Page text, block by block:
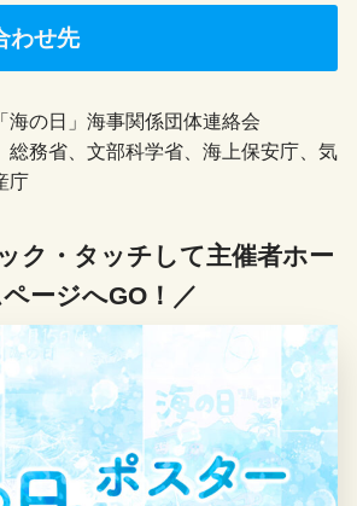
わせ先
海の日」海事関係団体連絡会
総務省、文部科学省、海上保安庁、気
庁
ク・タッチして主催者ホー
ージへGO！／